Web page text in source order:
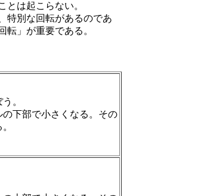
は起こらない。
特別な回転があるのであ
」が重要である。
。
下部で小さくなる。その